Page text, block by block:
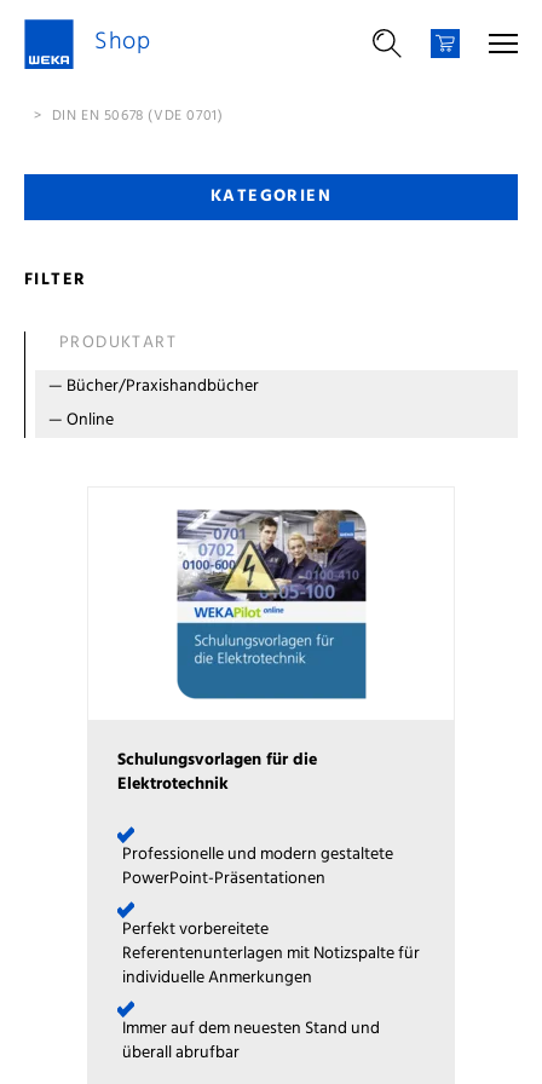
Shop
> DIN EN 50678 (VDE 0701)
KATEGORIEN
FILTER
PRODUKTART
— Bücher/Praxishandbücher
—Online
Schulungsvorlagen für die
Elektrotechnik
Professionelle und modern gestaltete
PowerPoint-Präsentationen
Perfekt vorbereitete
Referentenunterlagen mit Notizspalte für
individuelle Anmerkungen
Immer auf dem neuesten Stand und
überall abrufbar